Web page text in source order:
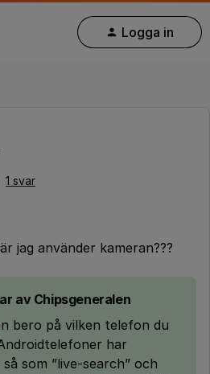
Logga in
1 svar
jag använder kameran???
av Chipsgeneralen
bero på vilken telefon du
har
som ”live-search” och